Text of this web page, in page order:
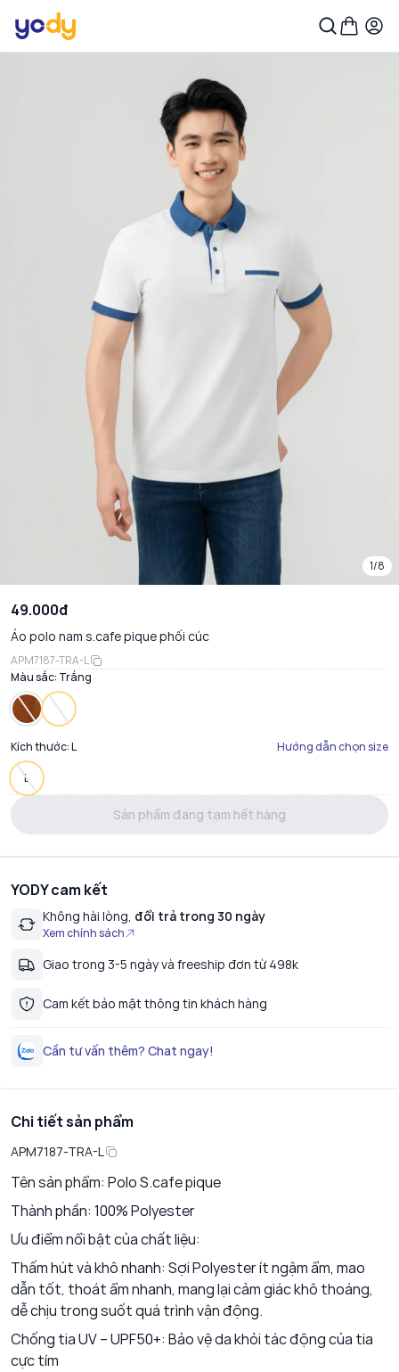
1/8
49.000đ
Áo polo nam s.cafe pique phối cúc
APM7187-TRA-L
Màu sắc: Trắng
Kích thước:L Hướng dẫn chọn size
L
Sản phẩm đang tạm hết hàng
YODY cam kết
Không hài lòng, đổi trả trong 30 ngày
Xem chính sách
Giao trong 3-5 ngày và freeship đơn từ 498k
Cam kết bảo mật thông tin khách hàng
Cần tư vấn thêm? Chat ngay!
Chi tiết sản phẩm
APM7187-TRA-L
Tên sản phẩm: Polo S.cafe pique
Thành phần: 100% Polyester
Ưu điểm nổi bật của chất liệu:
Thấm hút và khô nhanh: Sợi Polyester ít ngậm ẩm, mao
dẫn tốt, thoát ẩm nhanh, mang lại cảm giác khô thoáng,
dễ chịu trong suốt quá trình vận động.
Chống tia UV – UPF50+: Bảo vệ da khỏi tác động của tia
cực tím